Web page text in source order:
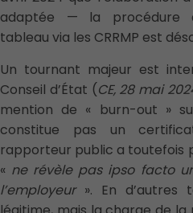
adaptée — la procédure
tableau via les CRRMP est
Un tournant majeur est
Conseil d’État (CE, 28 mai
mention de « burn-out »
constitue pas un
rapporteur public a toutefois
« ne révèle pas ipso facto
l’employeur». En d’autres